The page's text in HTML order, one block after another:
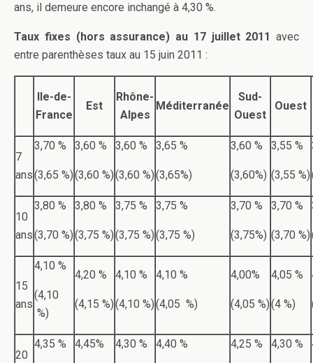
ans, il demeure encore inchangé à 4,30 %.
Taux fixes (hors assurance) au 17 juillet 2011 avec
entre parenthèses taux au 15 juin 2011 :
Ile-de-
France
Est
Rhône-
Alpes
Méditerranée
Sud-
Ouest
Ouest
7
ans
3,70 %
(3,65 %)
3,60 %
(3,60 %)
3,60 %
(3,60 %)
3,65 %
(3,65%)
3,60 %
(3,60%)
3,55 %
(3,55 %)
10
ans
3,80 %
(3,70 %)
3,80 %
(3,75 %)
3,75 %
(3,75 %)
3,75 %
(3,75 %)
3,70 %
(3,75%)
3,70 %
(3,70 %)
15
ans
4,10 %
(4,10
%)
4,20 %
(4,15 %)
4,10 %
(4,10 %)
4,10 %
(4,05 %)
4,00%
(4,05 %)
4,05 %
(4 %)
20
4,35 % 4,45% 4,30 % 4,40 % 4,25 % 4,30 %